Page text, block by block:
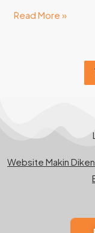
Read More »
Website Makin